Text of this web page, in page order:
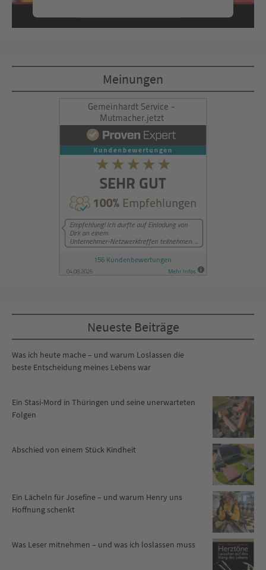
Mehr Informationen
powered byUsercentrics Consent
Management Platform&eRecht24
Meinungen
Neueste Beiträge
Was ich heute mache – und warum Loslassen die
beste Entscheidung meines Lebens war
Ein Stasi-Mord in Thüringen und seine unerwarteten
Folgen
Abschied von einem Stück Kindheit
Ein Lächeln für Josefine – und warum Henry uns
Hoffnung schenkt
Was Leser mitnehmen – und was ich loslassen muss